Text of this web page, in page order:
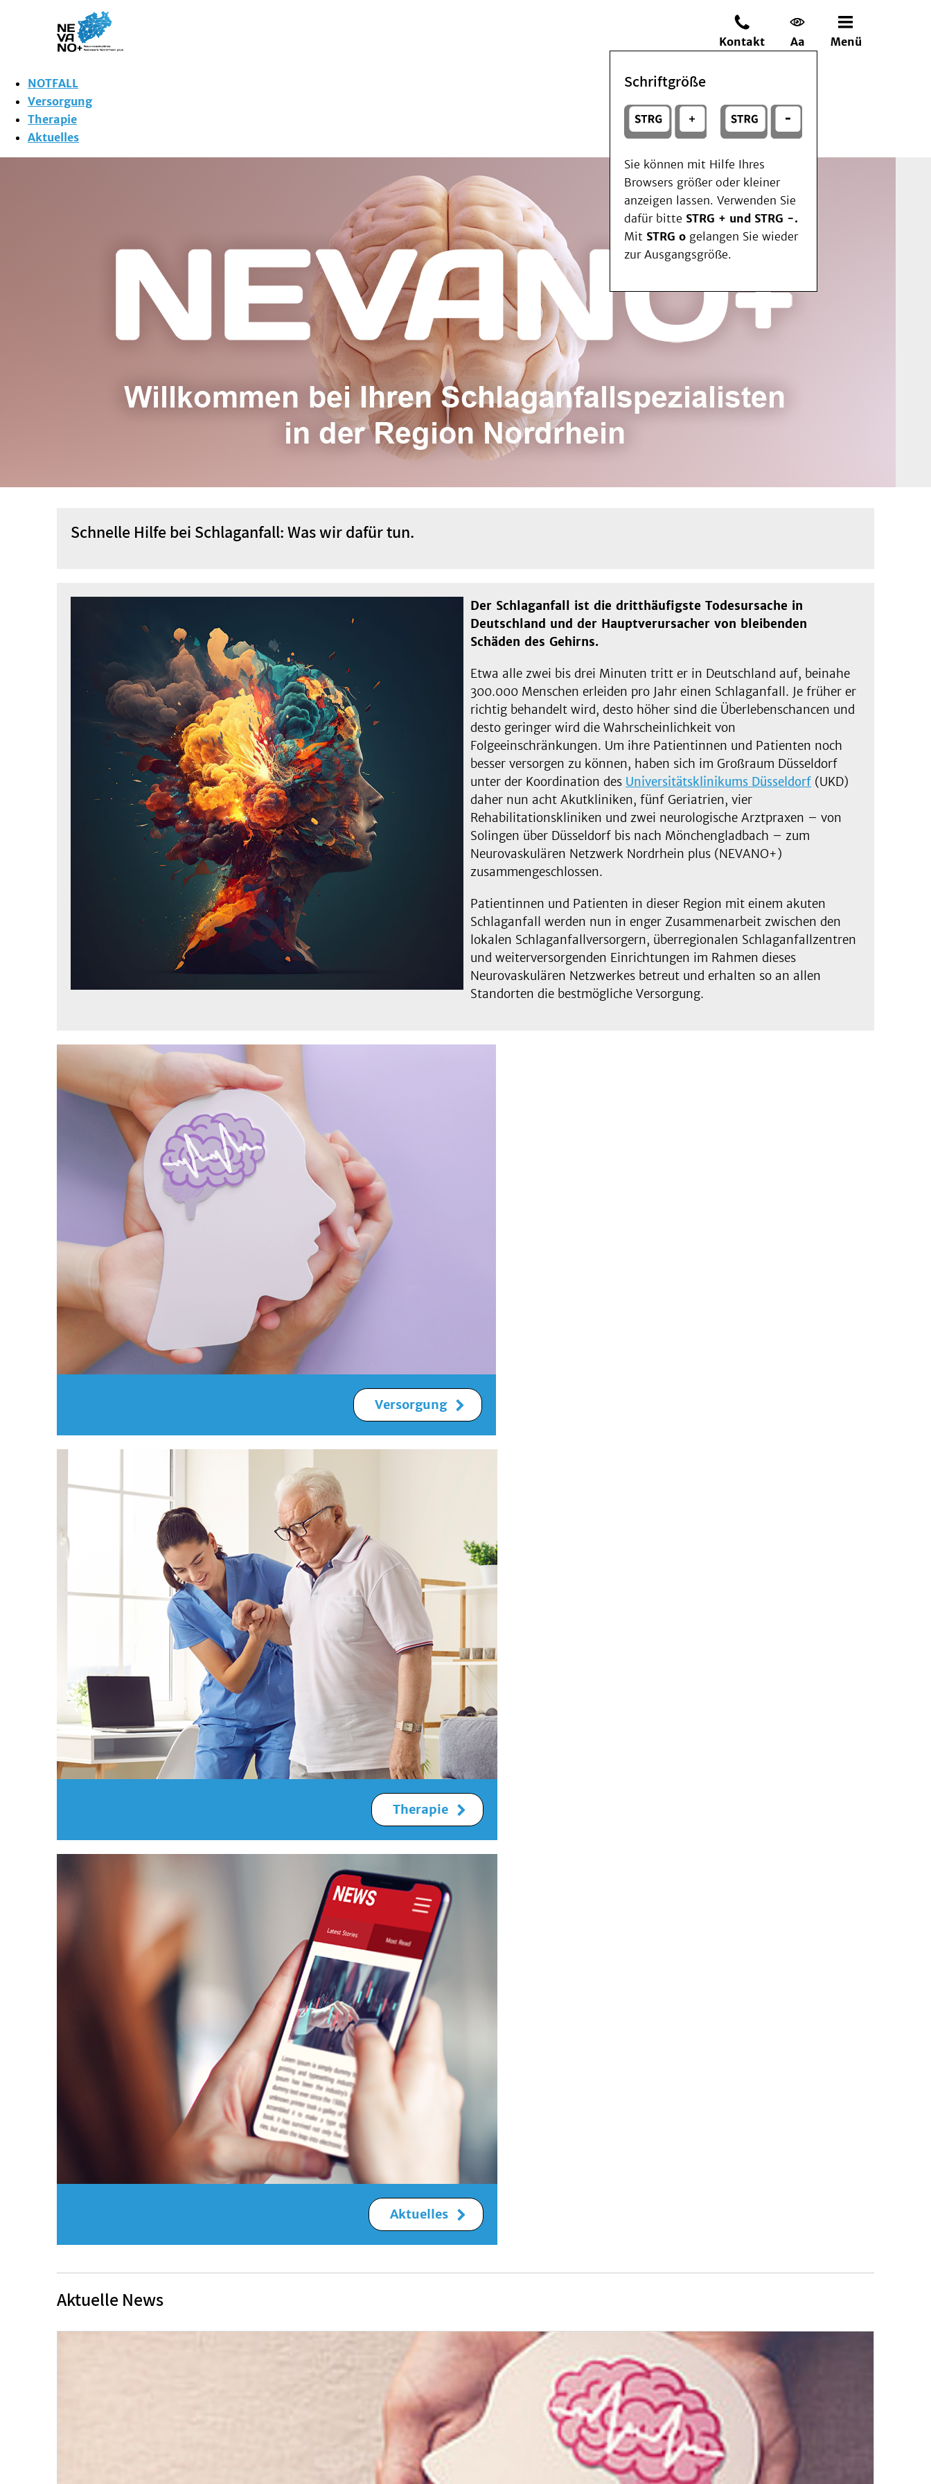
Kontakt Aa
Schriftgröße
Sie können mit Hilfe Ihres
Browsers größer oder kleiner
anzeigen lassen. Verwenden Sie
dafür bitte STRG + und STRG -.
Mit STRG o gelangen Sie wieder
zur Ausgangsgröße.
Menü
NOTFALL
Versorgung
Therapie
Aktuelles
Schnelle Hilfe bei Schlaganfall: Was wir dafür tun.
Der Schlaganfall ist die dritthäufigste Todesursache in
Deutschland und der Hauptverursacher von bleibenden
Schäden des Gehirns.
Etwa alle zwei bis drei Minuten tritt er in Deutschland auf, beinahe
300.000 Menschen erleiden pro Jahr einen Schlaganfall. Je früher er
richtig behandelt wird, desto höher sind die Überlebenschancen und
desto geringer wird die Wahrscheinlichkeit von
Folgeeinschränkungen. Um ihre Patientinnen und Patienten noch
besser versorgen zu können, haben sich im Großraum Düsseldorf
unter der Koordination des Universitätsklinikums Düsseldorf (UKD)
daher nun acht Akutkliniken, fünf Geriatrien, vier
Rehabilitationskliniken und zwei neurologische Arztpraxen – von
Solingen über Düsseldorf bis nach Mönchengladbach – zum
Neurovaskulären Netzwerk Nordrhein plus (NEVANO+)
zusammengeschlossen.
Patientinnen und Patienten in dieser Region mit einem akuten
Schlaganfall werden nun in enger Zusammenarbeit zwischen den
lokalen Schlaganfallversorgern, überregionalen Schlaganfallzentren
und weiterversorgenden Einrichtungen im Rahmen dieses
Neurovaskulären Netzwerkes betreut und erhalten so an allen
Standorten die bestmögliche Versorgung.
Versorgung
Therapie
Aktuelles
Aktuelle News